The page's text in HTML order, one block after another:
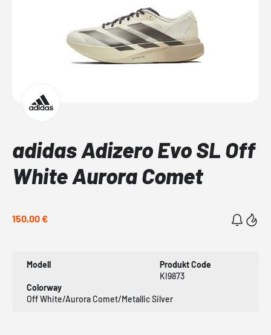
adidas Adizero Evo SL Off
White Aurora Comet
150,00 €
Modell
Produkt Code
KI9873
Colorway
Off White/Aurora Comet/Metallic Silver